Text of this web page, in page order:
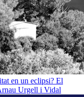
en un eclipsi? El
Urgell i Vidal